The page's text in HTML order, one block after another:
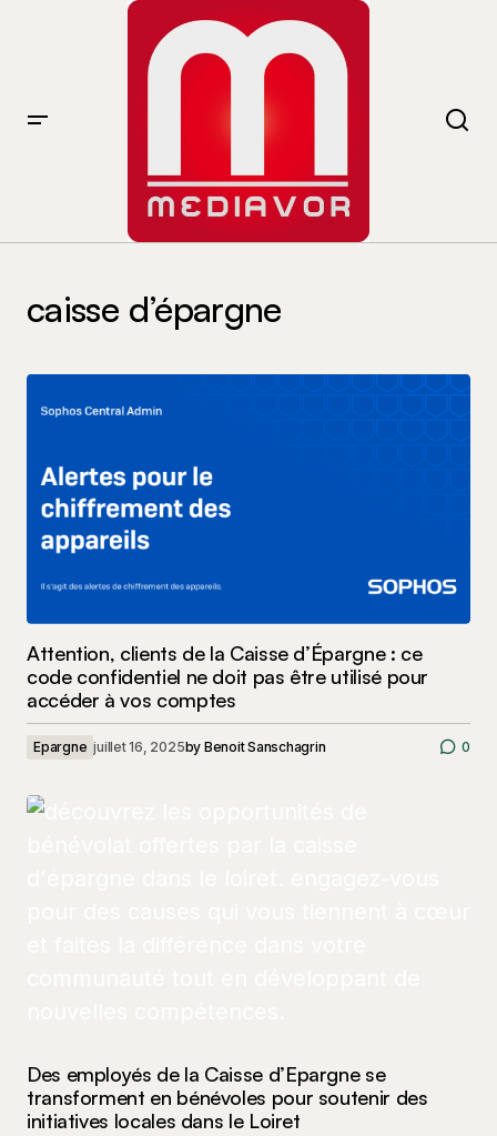
caisse d’épargne
Attention, clients de la Caisse d’Épargne : ce
code confidentiel ne doit pas être utilisé pour
accéder à vos comptes
Epargne juillet 16, 2025by Benoit Sanschagrin 0
Des employés de la Caisse d’Epargne se
transforment en bénévoles pour soutenir des
initiatives locales dans le Loiret